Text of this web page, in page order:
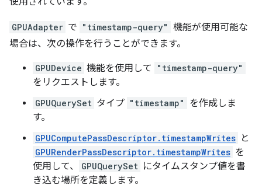
GPUAdapter で "timestamp-query" 機能が使用可能な
場合は、次の操作を行うことができます。
GPUDevice 機能を使用して "timestamp-query"
をリクエストします。
GPUQuerySet タイプ "timestamp"
を作成しま
す。
GPUComputePassDescriptor.timestampWrites と
GPURenderPassDescriptor.timestampWrites を
使用して、
GPUQuerySet にタイムスタンプ値を書
き込む場所を定義します。